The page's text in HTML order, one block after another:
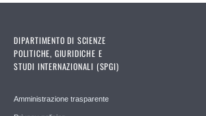
DIPARTIMENTO DI SCIENZE
POLITICHE, GIURIDICHE E
STUDI INTERNAZIONALI (SPGI)
Amministrazione trasparente